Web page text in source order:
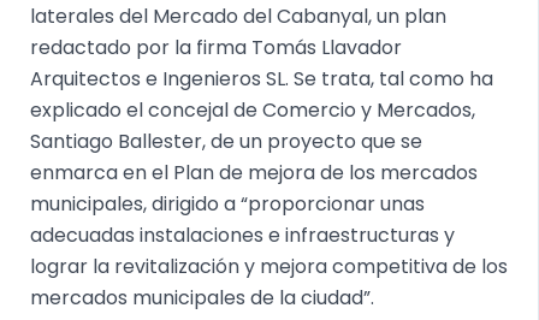
laterales del Mercado del Cabanyal, un plan
redactado por la firma Tomás Llavador
Arquitectos e Ingenieros SL. Se trata, tal como ha
explicado el concejal de Comercio y Mercados,
Santiago Ballester, de un proyecto que se
enmarca en el Plan de mejora de los mercados
municipales, dirigido a “proporcionar unas
adecuadas instalaciones e infraestructuras y
lograr la revitalización y mejora competitiva de los
mercados municipales de la ciudad”.